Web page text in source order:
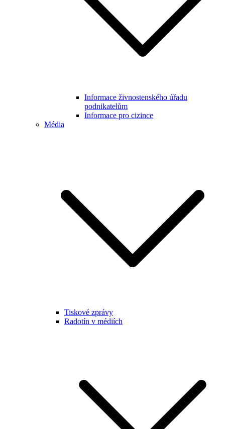
Informace živnostenského úřadu
podnikatelům
Informace pro cizince
Média
Tiskové zprávy
Radotín v médiích